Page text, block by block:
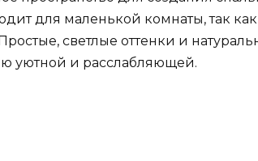
для маленькой комнаты, так
светлые оттенки и
уютной и расслабляющей.